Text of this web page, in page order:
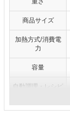
商品サイズ
加熱方式/消費電
力
容量
自動調理・レシピ